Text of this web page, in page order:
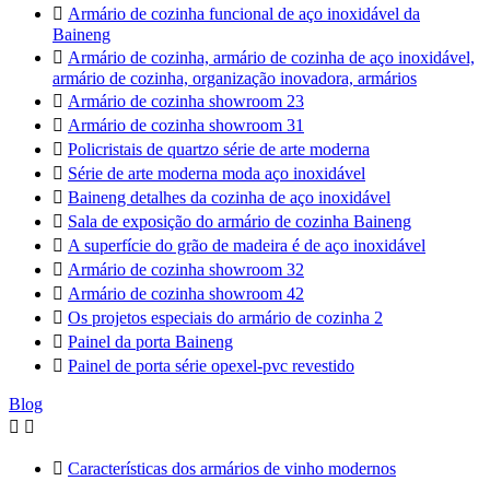
 Armário de cozinha funcional de aço inoxidável da
Baineng
 Armário de cozinha, armário de cozinha de aço inoxidável,
armário de cozinha, organização inovadora, armários
 Armário de cozinha showroom 23
 Armário de cozinha showroom 31
 Policristais de quartzo série de arte moderna
 Série de arte moderna moda aço inoxidável
 Baineng detalhes da cozinha de aço inoxidável
 Sala de exposição do armário de cozinha Baineng
 A superfície do grão de madeira é de aço inoxidável
 Armário de cozinha showroom 32
 Armário de cozinha showroom 42
 Os projetos especiais do armário de cozinha 2
 Painel da porta Baineng
 Painel de porta série opexel-pvc revestido
Blog
 
 Características dos armários de vinho modernos